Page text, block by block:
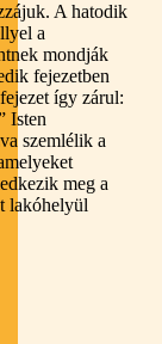
A hatodik
a
mondják
fejezetben
így zárul:
Isten
szemlélik a
meg a
lakóhelyül